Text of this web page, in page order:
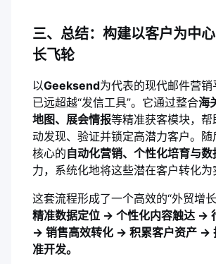
三、总结：构建以客户为中
长飞轮
以Geeksend为代表的现代邮件营
已远超越“发信工具”。它通过整合海
地图、展会情报等精准获客模块，帮
动发现、验证并锁定高潜力客户。
核心的自动化营销、个性化培育与
力，系统化地将这些潜在客户转化为
这套流程形成了一个高效的“外贸增长
精准数据定位 → 个性化内容触达 →
→ 销售高效转化 → 积累客户资产 →
准开发。